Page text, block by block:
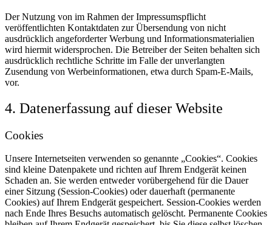
Der Nutzung von im Rahmen der Impressumspflicht
veröffentlichten Kontaktdaten zur Übersendung von nicht
ausdrücklich angeforderter Werbung und Informationsmaterialien
wird hiermit widersprochen. Die Betreiber der Seiten behalten sich
ausdrücklich rechtliche Schritte im Falle der unverlangten
Zusendung von Werbeinformationen, etwa durch Spam-E-Mails,
vor.
4. Datenerfassung auf dieser Website
Cookies
Unsere Internetseiten verwenden so genannte „Cookies“. Cookies
sind kleine Datenpakete und richten auf Ihrem Endgerät keinen
Schaden an. Sie werden entweder vorübergehend für die Dauer
einer Sitzung (Session-Cookies) oder dauerhaft (permanente
Cookies) auf Ihrem Endgerät gespeichert. Session-Cookies werden
nach Ende Ihres Besuchs automatisch gelöscht. Permanente Cookies